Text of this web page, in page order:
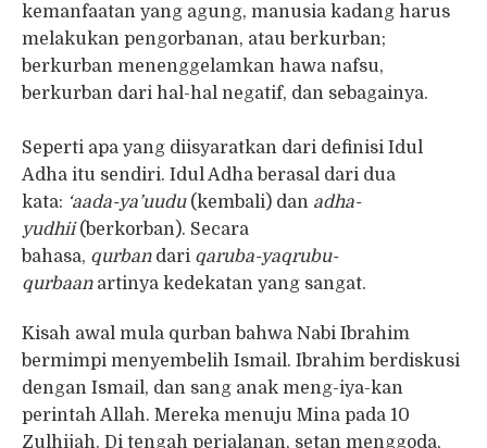
kemanfaatan yang agung, manusia kadang harus
melakukan pengorbanan, atau berkurban;
berkurban menenggelamkan hawa nafsu,
berkurban dari hal-hal negatif, dan sebagainya.
Seperti apa yang diisyaratkan dari definisi Idul
Adha itu sendiri. Idul Adha berasal dari dua
kata: ‘aada-ya’uudu(kembali) dan adha-
yudhii(berkorban). Secara
bahasa, qurbandari qaruba-yaqrubu-
qurbaanartinya kedekatan yang sangat.
Kisah awal mula qurban bahwa Nabi Ibrahim
bermimpi menyembelih Ismail. Ibrahim berdiskusi
dengan Ismail, dan sang anak meng-iya-kan
perintah Allah. Mereka menuju Mina pada 10
Zulhijah. Di tengah perjalanan, setan menggoda,